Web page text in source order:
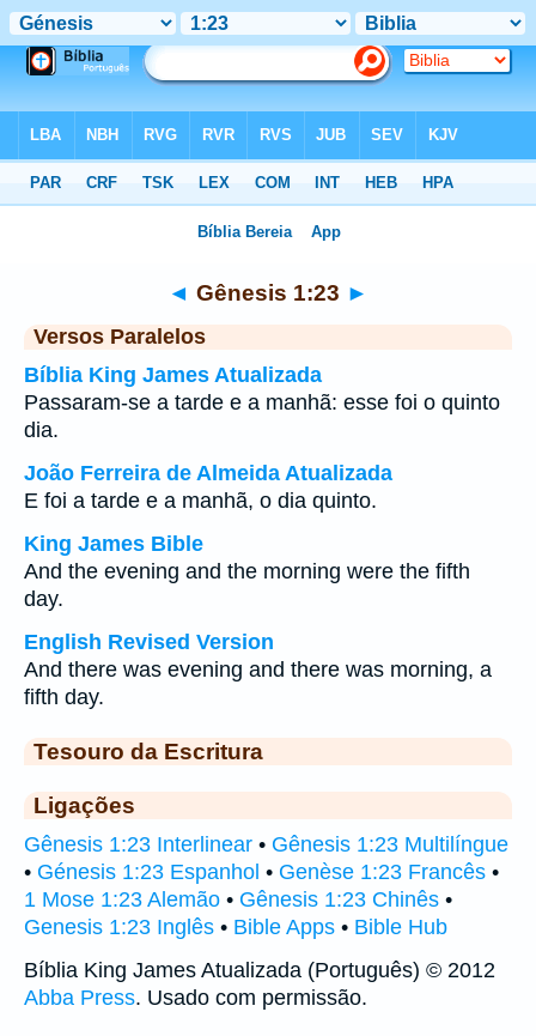
◄ Gênesis 1:23 ►
Versos Paralelos
Bíblia King James Atualizada
Passaram-se a tarde e a manhã: esse foi o quinto
dia.
João Ferreira de Almeida Atualizada
E foi a tarde e a manhã, o dia quinto.
King James Bible
And the evening and the morning were the fifth
day.
English Revised Version
And there was evening and there was morning, a
fifth day.
Tesouro da Escritura
Ligações
Gênesis 1:23 Interlinear • Gênesis 1:23 Multilíngue
• Génesis 1:23 Espanhol • Genèse 1:23 Francês •
1 Mose 1:23 Alemão • Gênesis 1:23 Chinês •
Genesis 1:23 Inglês • Bible Apps • Bible Hub
Bíblia King James Atualizada (Português) © 2012
Abba Press. Usado com permissão.